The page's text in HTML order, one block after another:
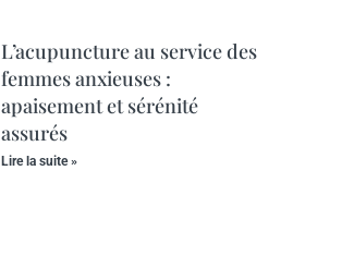
L’acupuncture au service des
femmes anxieuses :
apaisement et sérénité
assurés
Lire la suite »